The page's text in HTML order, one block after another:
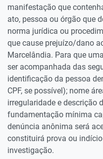
manifestação que
ato, pessoa ou órgão que
norma jurídica ou
que cause prejuízo/dano
Marcelândia. Para que
ser acompanhada das
identificação da pessoa
CPF, se possível); nome
irregularidade e descrição
fundamentação mínima
denúncia anônima será
constituirá prova ou
investigação.